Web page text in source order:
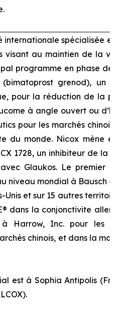
internationale spécialisée
visant au maintien de la
programme en phase
grenod), un
pour la réduction de la
à angle ouvert ou
pour les marchés
du monde. Nicox mène
1728, un inhibiteur de la
Glaukos. Le premier
niveau mondial à Bausch +
et sur 15 autres
dans la conjonctivite
à Harrow, Inc. pour les
chinois, et dans la
est à Sophia Antipolis